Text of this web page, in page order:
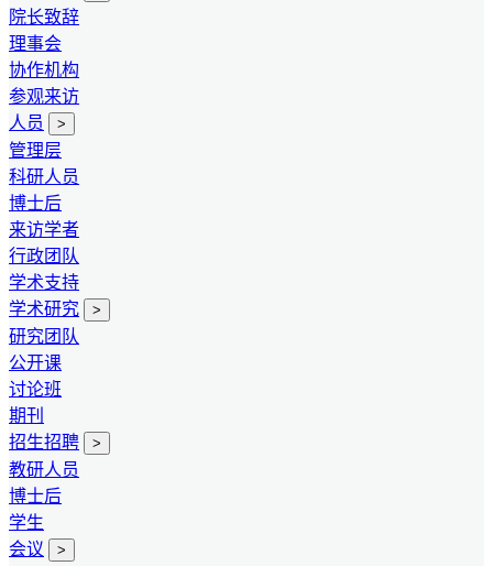
院长致辞
理事会
协作机构
参观来访
人员
>
管理层
科研人员
博士后
来访学者
行政团队
学术支持
学术研究
>
研究团队
公开课
讨论班
期刊
招生招聘
>
教研人员
博士后
学生
会议
>